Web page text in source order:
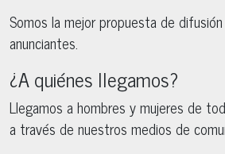
Somos la mejor propuesta de
anunciantes.
¿A quiénes llegamos?
Llegamos a hombres y mujeres de
a través de nuestros medios de